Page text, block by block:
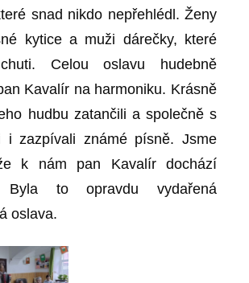
snad nikdo nepřehlédl. Ženy
kytice a muži dárečky, které
Celou oslavu hudebně
Kavalír na harmoniku. Krásně
hudbu zatančili a společně s
i zazpívali známé písně. Jsme
k nám pan Kavalír dochází
Byla to opravdu vydařená
oslava.